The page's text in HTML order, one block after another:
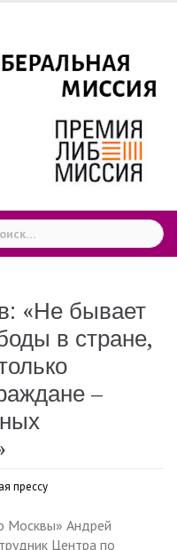
«Не бывает
в стране,
–
прессу
Москвы» Андрей
Центра по